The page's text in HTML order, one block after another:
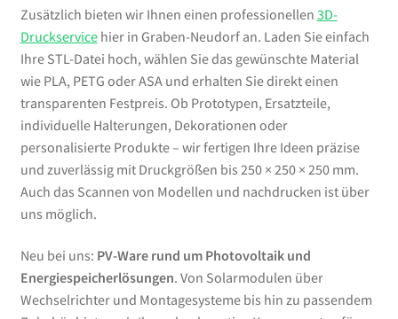
Zusätzlich bieten wir Ihnen einen professionellen 3D-
Druckservicehier in Graben-Neudorf an. Laden Sie einfach
Ihre STL-Datei hoch, wählen Sie das gewünschte Material
wie PLA, PETG oder ASA und erhalten Sie direkt einen
transparenten Festpreis. Ob Prototypen, Ersatzteile,
individuelle Halterungen, Dekorationen oder
personalisierte Produkte – wir fertigen Ihre Ideen präzise
und zuverlässig mit Druckgrößen bis 250 × 250 × 250 mm.
Auch das Scannen von Modellen und nachdrucken ist über
uns möglich.
Neu bei uns: PV-Ware rund um Photovoltaik und
Energiespeicherlösungen. Von Solarmodulen über
Wechselrichter und Montagesysteme bis hin zu passendem